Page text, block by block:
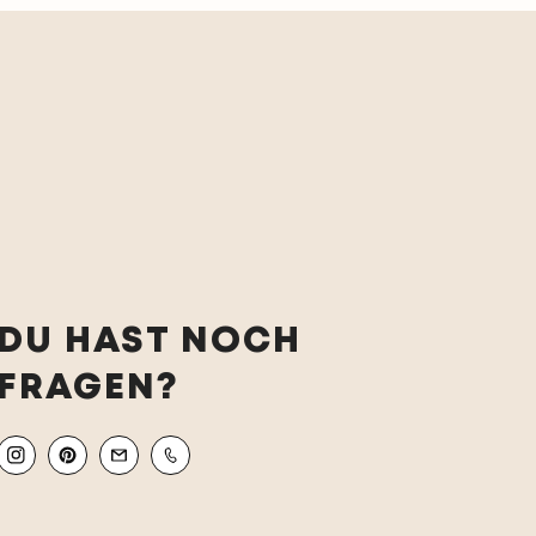
HAST NOCH
Instagram
Pinterest
Email Mobile